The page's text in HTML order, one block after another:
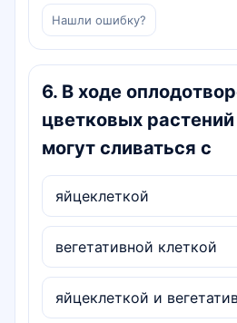
Нашли ошибку?
6. В ходе
цветковых
могут сливаться с
яйцеклеткой
вегетативной клеткой
яйцеклеткой и